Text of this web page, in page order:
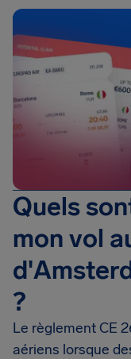
Quels
mon vol
?
Le règlement CE
aériens lorsque